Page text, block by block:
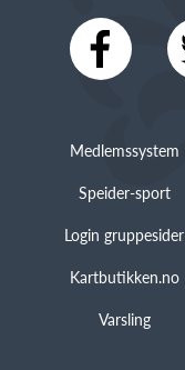
Medlemssystem
Speider-sport
Login gruppesider
Kartbutikken.no
Varsling